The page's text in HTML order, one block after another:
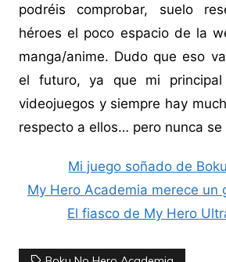
podréis comprobar, suelo
héroes el poco espacio de la
manga/anime. Dudo que eso
el futuro, ya que mi
videojuegos y siempre hay
respecto a ellos… pero nunca se
Mi juego soñado de
My Hero Academia merece un
El fiasco de My Hero